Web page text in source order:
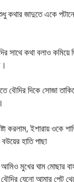
কথার জাদুতে একে
সাথে কথা বলাও কমিয়ে
বৌদির দিকে সোজা
করলাম, ইশারায় ওকে
হাতি পাছা
মুখের ঘাম মোছার
যেনো আমার পেট